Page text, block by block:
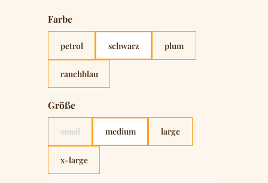
Farbeauswählen
petrol schwarz plum
rauchblau
Größeauswählen
small
(Diese Option ist zurzeit nicht verfügbar.)
medium large
x-large